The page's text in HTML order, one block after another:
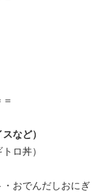
など）
ロ丼）
・おでんだしおにぎ